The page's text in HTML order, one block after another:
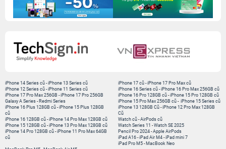
iPhone 14 Series cũ -iPhone 13 Series cũ
iPhone 12 Series cũ -iPhone 11 Series cũ
iPhone 17 Pro Max 256GB -iPhone 17 Pro 256GB
Galaxy A Series - Redmi Series
iPhone 17 cũ -iPhone 17 Pro Max cũ
iPhone 16 Series cũ - iPhone 16 Pro Max 256GB cũ
iPhone 16 Pro 128GB cũ -iPhone 15 Pro 128GB cũ
iPhone 15 Pro Max 256GB cũ - iPhone 15 Series cũ
iPhone 16 Plus 128GB cũ -iPhone 15 Plus 128GB
cũ
iPhone 16 128GB cũ -iPhone 14 Pro Max 128GB cũ
iPhone 15 128GB cũ -iPhone 13 Pro Max 128GB cũ
iPhone 14 Pro 128GB cũ -iPhone 11 Pro Max 64GB
cũ
iPhone 13 128GB Cũ -iPhone 12 Pro Max 128GB
Cũ
Watch cũ -AirPods cũ
Watch Series 11 -Watch SE 2025
Pencil Pro 2024 -Apple AirPods
iPad A16 -iPad Air M4 -iPad mini 7
iPad Pro M5 - MacBook Neo